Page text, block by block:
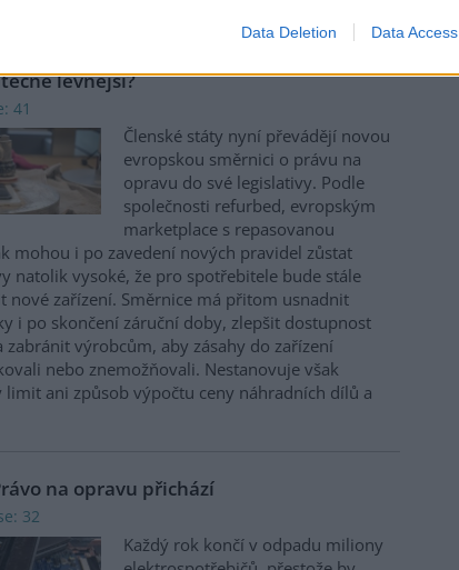
Data Deletion Data Access
Evropa slibuje právo na opravu. Budou
levnější?
41
Členské státy nyní převádějí novou
evropskou směrnici o právu na
opravu do své legislativy. Podle
společnosti refurbed, evropským
marketplace s repasovanou
mohou i po zavedení nových pravidel zůstat
natolik vysoké, že pro spotřebitele bude stále
nové zařízení. Směrnice má přitom usnadnit
i po skončení záruční doby, zlepšit dostupnost
zabránit výrobcům, aby zásahy do zařízení
nebo znemožňovali. Nestanovuje však
limit ani způsob výpočtu ceny náhradních dílů a
na opravu přichází
32
Každý rok končí v odpadu miliony